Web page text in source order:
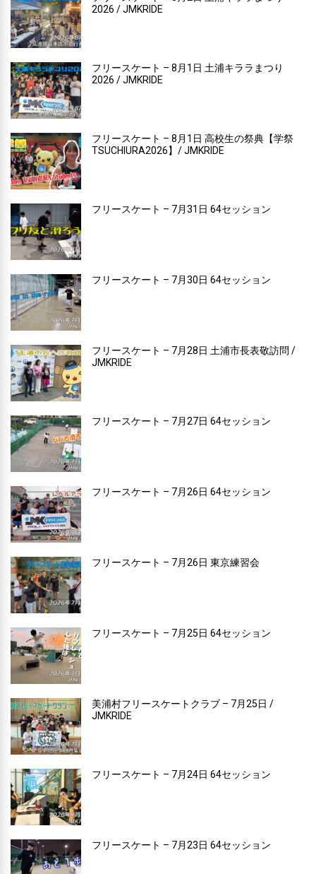
2026 / JMKRIDE
フリースケート – 8月1日 土浦キララまつり
2026 / JMKRIDE
フリースケート – 8月1日 高校生の祭典【学祭
TSUCHIURA2026】/ JMKRIDE
フリースケート – 7月31日 64セッション
フリースケート – 7月30日 64セッション
フリースケート – 7月28日 土浦市長表敬訪問 /
JMKRIDE
フリースケート – 7月27日 64セッション
フリースケート – 7月26日 64セッション
フリースケート – 7月26日 東京練習会
フリースケート – 7月25日 64セッション
美浦村フリースケートクラブ – 7月25日 /
JMKRIDE
フリースケート – 7月24日 64セッション
フリースケート – 7月23日 64セッション